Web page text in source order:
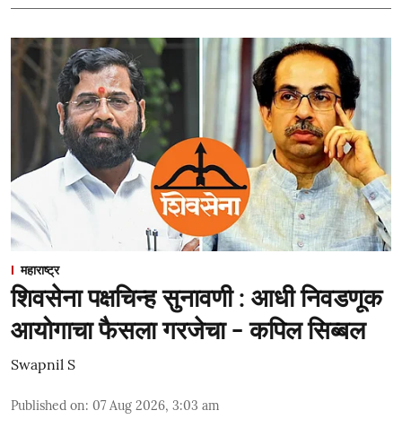
महाराष्ट्र
शिवसेना पक्षचिन्ह सुनावणी : आधी निवडणूक
आयोगाचा फैसला गरजेचा - कपिल सिब्बल
Swapnil S
Published on: 07 Aug 2026, 3:03 am